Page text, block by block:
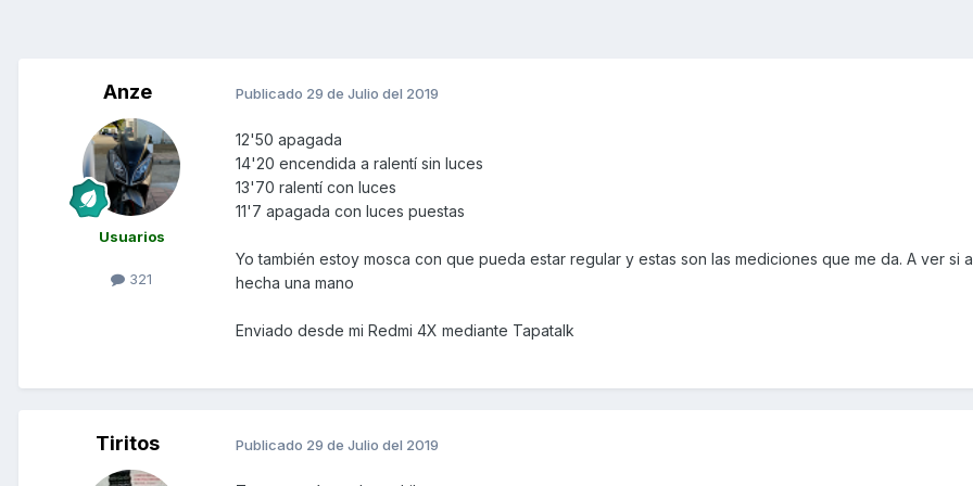
Anze
Usuarios
321
Publicado 29 de Julio del 2019
12'50 apagada
14'20 encendida a ralentí sin luces
13'70 ralentí con luces
11'7 apagada con luces puestas
Yo también estoy mosca con que pueda estar regular y estas son las mediciones que me da. A ver si
hecha una mano
Enviado desde mi Redmi 4X mediante Tapatalk
Tiritos Publicado 29 de Julio del 2019